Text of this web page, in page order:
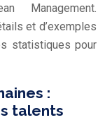
Management.
et d’exemples
statistiques pour
:
talents